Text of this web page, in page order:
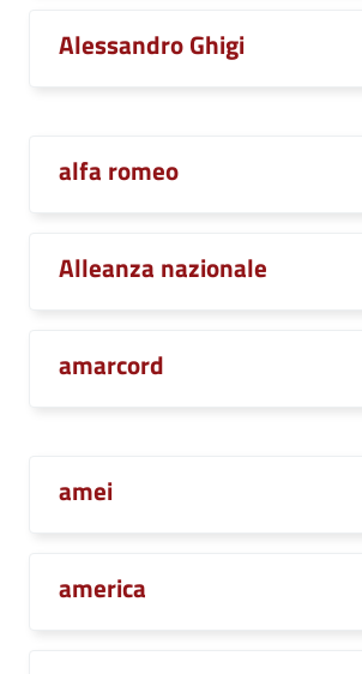
Alessandro Ghigi
alfa romeo
Alleanza nazionale
amarcord
amei
america